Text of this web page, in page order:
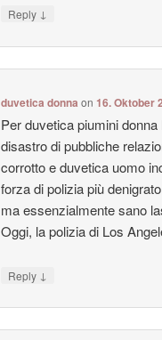
Reply ↓
duvetica donna on16. Oktober
Per duvetica piumini
disastro di pubbliche
corrotto e duvetica uomo
forza di polizia più
ma essenzialmente sano
Oggi, la polizia di Los
Reply ↓